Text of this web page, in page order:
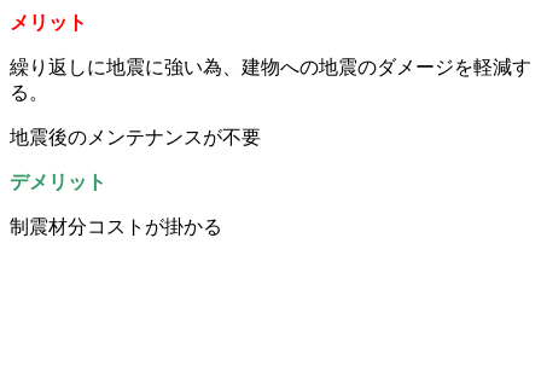
メリット
繰り返しに地震に強い為、建物への地震のダメージを軽減す
る。
地震後のメンテナンスが不要
デメリット
制震材分コストが掛かる